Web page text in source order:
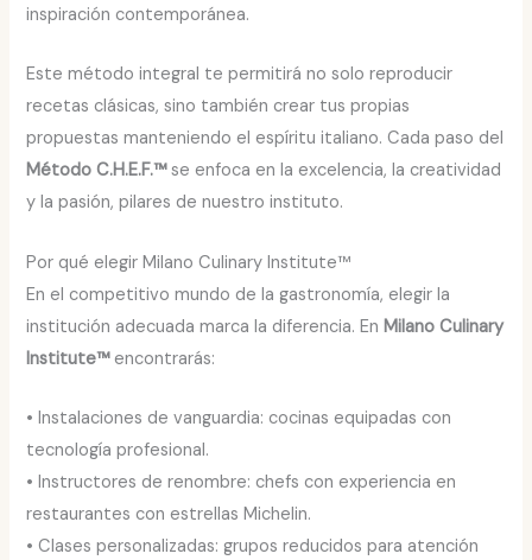
inspiración contemporánea.
Este método integral te permitirá no solo reproducir
recetas clásicas, sino también crear tus propias
propuestas manteniendo el espíritu italiano. Cada paso del
Método C.H.E.F.™se enfoca en la excelencia, la creatividad
y la pasión, pilares de nuestro instituto.
Por qué elegir Milano Culinary Institute™
En el competitivo mundo de la gastronomía, elegir la
institución adecuada marca la diferencia. En Milano Culinary
Institute™encontrarás:
• Instalaciones de vanguardia: cocinas equipadas con
tecnología profesional.
• Instructores de renombre: chefs con experiencia en
restaurantes con estrellas Michelin.
• Clases personalizadas: grupos reducidos para atención